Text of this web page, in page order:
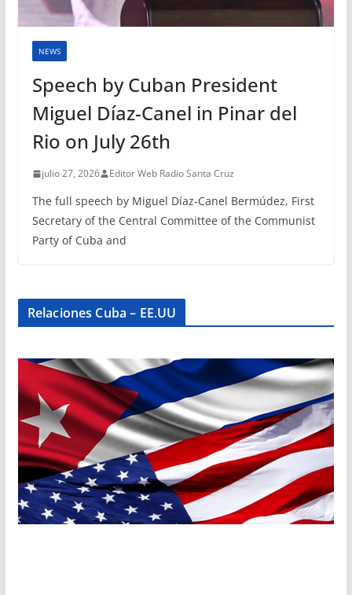
NEWS
Speech by Cuban President
Miguel Díaz-Canel in Pinar del
Rio on July 26th
julio 27, 2026 Editor Web Radio Santa Cruz
The full speech by Miguel Díaz-Canel Bermúdez, First
Secretary of the Central Committee of the Communist
Party of Cuba and
Relaciones Cuba – EE.UU